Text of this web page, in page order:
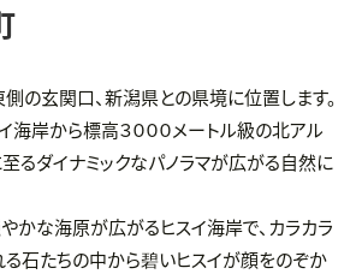
の玄関口、新潟県との県境に位置します。
海岸から標高３０００メートル級の北アル
るダイナミックなパノラマが広がる自然に
かな海原が広がるヒスイ海岸で、カラカラ
石たちの中から碧いヒスイが顔をのぞか